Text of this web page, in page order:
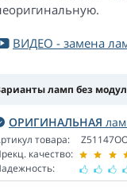
ВИДЕО - замена
ламп без
ОРИГИНАЛЬНАЯ
товара:
качество: